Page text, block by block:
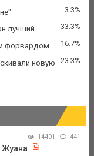
3.3%
лучший 33.3%
форвардом 16.7%
новую
23.3%
14401 441
Жуана